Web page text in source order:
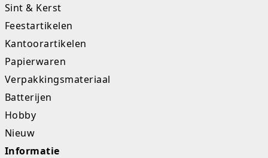
Sint & Kerst
Feestartikelen
Kantoorartikelen
Papierwaren
Verpakkingsmateriaal
Batterijen
Hobby
Nieuw
Informatie